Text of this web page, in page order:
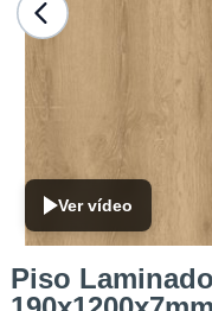
Ver vídeo
Piso